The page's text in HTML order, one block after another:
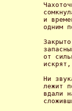
и
одним
от
Ни
лежит
вдали